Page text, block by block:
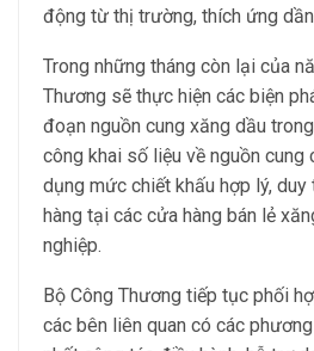
động từ thị trường, thích ứng
Trong những tháng còn lại của
Thương sẽ thực hiện các biện
đoạn nguồn cung xăng dầu
công khai số liệu về nguồn cung
dụng mức chiết khấu hợp lý,
hàng tại các cửa hàng bán lẻ
nghiệp.
Bộ Công Thương tiếp tục phối
các bên liên quan có các